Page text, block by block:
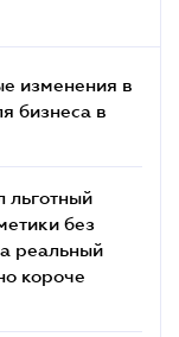
изменения в
бизнеса в
льготный
без
реальный
короче